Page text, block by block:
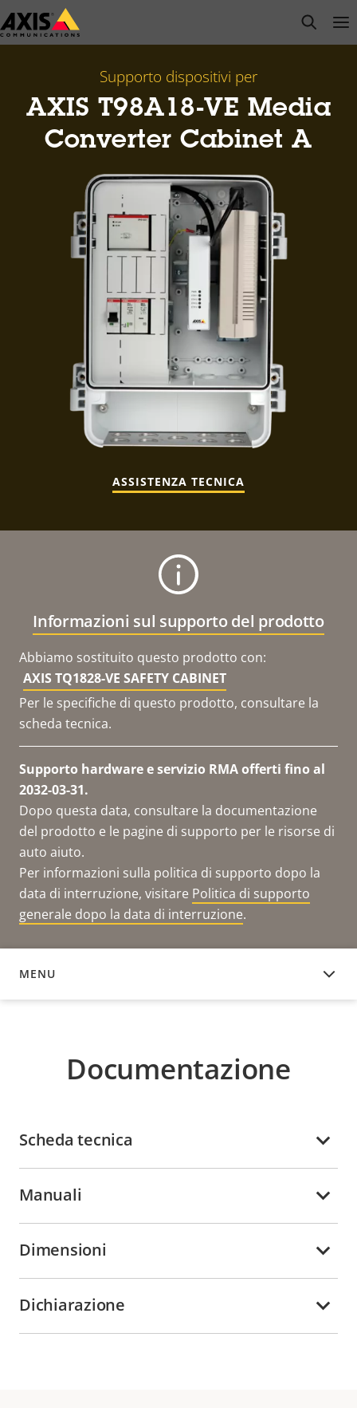
Salta
al
open
Supporto dispositivi per
AXIS T98A18-VE Media
Converter Cabinet A
ASSISTENZA TECNICA
Informazioni sul supporto del prodotto
Abbiamo sostituito questo prodotto con:
AXIS TQ1828-VE SAFETY CABINET
Per le specifiche di questo prodotto, consultare la
scheda tecnica.
Supporto hardware e servizio RMA offerti fino al
2032-03-31.
Dopo questa data, consultare la documentazione
del prodotto e le pagine di supporto per le risorse di
auto aiuto.
Per informazioni sulla politica di supporto dopo la
data di interruzione, visitare Politica di supporto
generale dopo la data di interruzione.
MENU
DOCUMENTAZIONE
Documentazione
Scheda tecnica
Manuali
Dimensioni
Dichiarazione